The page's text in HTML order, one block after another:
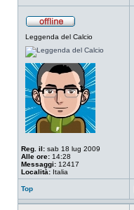
Leggenda del Calcio
Reg. il: sab 18 lug 2009
Alle ore: 14:28
Messaggi: 12417
Località: Italia
Top